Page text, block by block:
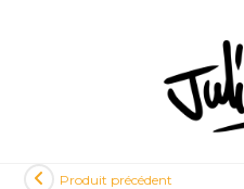
Produit précédent